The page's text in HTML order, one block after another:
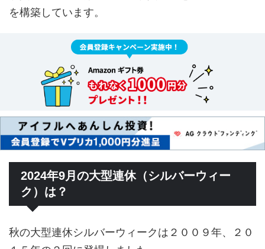
を構築しています。
2024年9月の大型連休（シルバーウィー
ク）は？
秋の大型連休シルバーウィークは２００９年、２０